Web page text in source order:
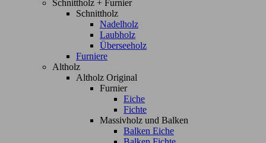
Schnittholz + Furnier
Schnittholz
Nadelholz
Laubholz
Überseeholz
Furniere
Altholz
Altholz Original
Furnier
Eiche
Fichte
Massivholz und Balken
Balken Eiche